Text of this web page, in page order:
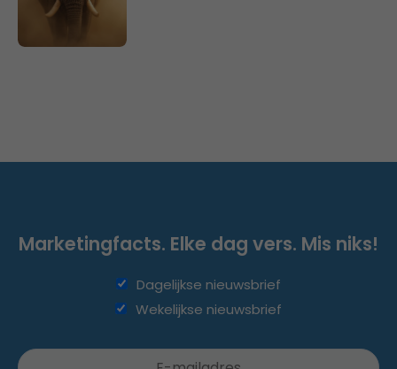
Marketingfacts. Elke dag vers. Mis niks!
Dagelijkse nieuwsbrief
Wekelijkse nieuwsbrief